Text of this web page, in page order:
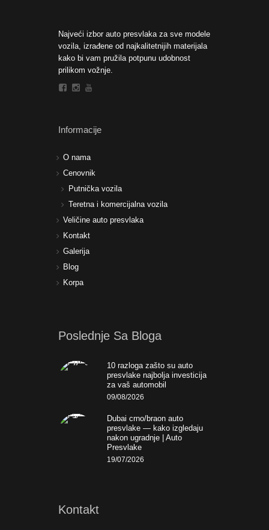
Najveći izbor auto presvlaka za sve modele
vozila, izrađene od najkalitetnijih materijala
kako bi vam pružila potpunu udobnost
prilikom vožnje.
Informacije
O nama
Cenovnik
Putnička vozila
Teretna i komercijalna vozila
Veličine auto presvlaka
Kontakt
Galerija
Blog
Korpa
Poslednje Sa Bloga
10 razloga zašto su auto
presvlake najbolja investicija
za vaš automobil
09/08/2026
Dubai crno/braon auto
presvlake — kako izgledaju
nakon ugradnje | Auto
Presvlake
19/07/2026
Kontakt